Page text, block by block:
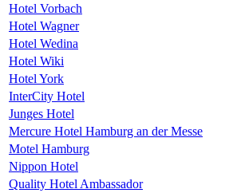
Hotel Vorbach
Hotel Wagner
Hotel Wedina
Hotel Wiki
Hotel York
InterCity Hotel
Junges Hotel
Mercure Hotel Hamburg an der Messe
Motel Hamburg
Nippon Hotel
Quality Hotel Ambassador